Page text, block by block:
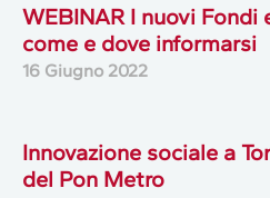
WEBINAR I nuovi Fondi
come e dove informarsi
16 Giugno 2022
Innovazione sociale a
del Pon Metro